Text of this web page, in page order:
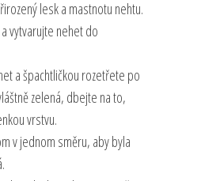
lesk a mastnotu nehtu.
vytvarujte nehet do
a špachtličkou rozetřete po
zelená, dbejte na to,
vrstvu.
v jednom směru, aby byla